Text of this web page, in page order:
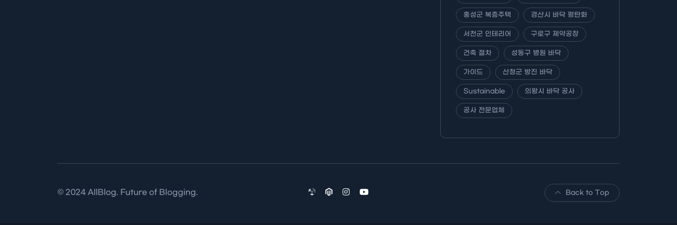
홍성군 복층주택 경산시 바닥 평탄화
서천군 인테리어 구로구 제약공장
건축 절차 성동구 병원 바닥
가이드 산청군 방진 바닥
Sustainable 의왕시 바닥 공사
공사 전문업체
© 2024 AllBlog. Future of Blogging. Back to Top